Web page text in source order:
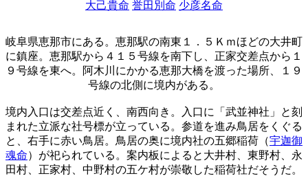
大己貴命 誉田別命 少彦名命
岐阜県恵那市にある。恵那駅の南東１．５Ｋｍほどの大井町
に鎮座。恵那駅から４１５号線を南下し、正家交差点から１
９号線を東へ。阿木川にかかる恵那大橋を渡った場所、１９
号線の北側に境内がある。
境内入口は交差点近く、南西向き。入口に「武並神社」と刻
まれた立派な社号標が立っている。参道を進み鳥居をくぐる
と、右手に赤い鳥居。鳥居の奥に境内社の五郷稲荷（宇迦御
魂命）が祀られている。案内板によると大井村、東野村、永
田村、正家村、中野村の五ケ村が崇敬した稲荷社だそうだ。